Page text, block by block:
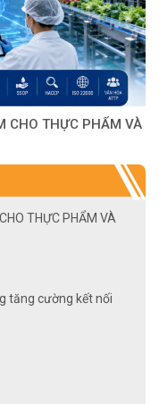
CHO THỰC PHẨM VÀ
THỰC PHẨM VÀ
tăng cường kết nối